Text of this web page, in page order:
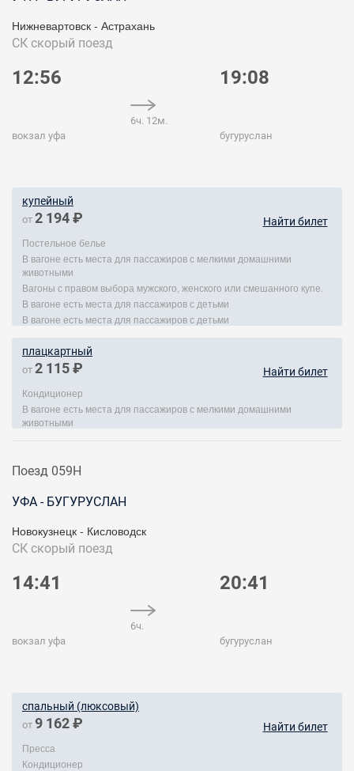
Нижневартовск - Астрахань
СК скорый поезд
12:56
вокзал уфа
6ч. 12м.
19:08
бугуруслан
купейный
от 2 194 ₽ Найти билет
Постельное белье
В вагоне есть места для пассажиров с мелкими домашними
животными
Вагоны с правом выбора мужского, женского или смешанного купе.
В вагоне есть места для пассажиров с детьми
В вагоне есть места для пассажиров с детьми
плацкартный
от 2 115 ₽ Найти билет
Кондиционер
В вагоне есть места для пассажиров с мелкими домашними
животными
Поезд 059Н
УФА - БУГУРУСЛАН
Новокузнецк - Кисловодск
СК скорый поезд
14:41
вокзал уфа
6ч.
20:41
бугуруслан
спальный (люксовый)
от 9 162 ₽ Найти билет
Пресса
Кондиционер